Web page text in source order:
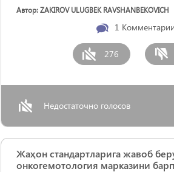
Автор: ZAKIROV ULUGBEK RAVSHANBEKOVICH
1 Комментарии
276
Недостаточно голосов
Жаҳон стандартларига жавоб
онкогемотология марказини